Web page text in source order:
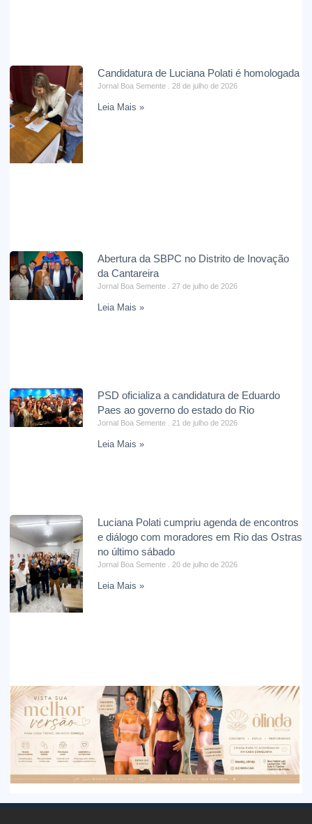
Candidatura de Luciana Polati é homologada
Jornal Boa Semente 28 de julho de 2026
Leia Mais »
Abertura da SBPC no Distrito de Inovação
da Cantareira
Jornal Boa Semente 27 de julho de 2026
Leia Mais »
PSD oficializa a candidatura de Eduardo
Paes ao governo do estado do Rio
Jornal Boa Semente 21 de julho de 2026
Leia Mais »
Luciana Polati cumpriu agenda de encontros
e diálogo com moradores em Rio das Ostras
no último sábado
Jornal Boa Semente 20 de julho de 2026
Leia Mais »